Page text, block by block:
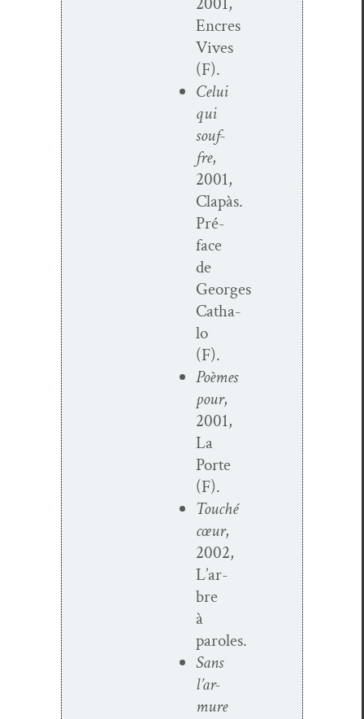
Encres
Vives
(F).
Celui
qui
souf­
fre,
2001,
Clapàs.
Pré­
face
de
Georges
Catha­
lo
(F).
Poèmes
pour,
2001,
La
Porte
(F).
Touché
cœur,
2002,
L’ar­
bre
à
paroles.
Sans
l’ar­
mure